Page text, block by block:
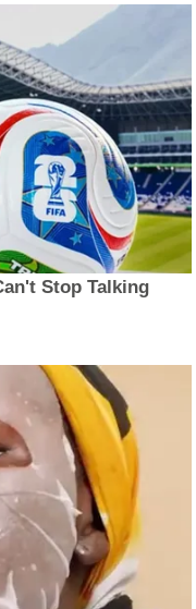
Stop Talking